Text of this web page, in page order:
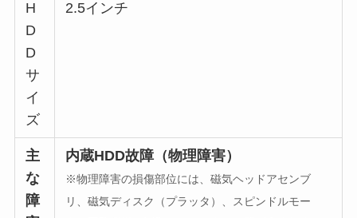
H
D
D
サ
イ
ズ
2.5インチ
主
な
障
内蔵HDD故障（物理障害）
※物理障害の損傷部位には、磁気ヘッドアセンブ
リ、磁気ディスク（プラッタ）、スピンドルモー